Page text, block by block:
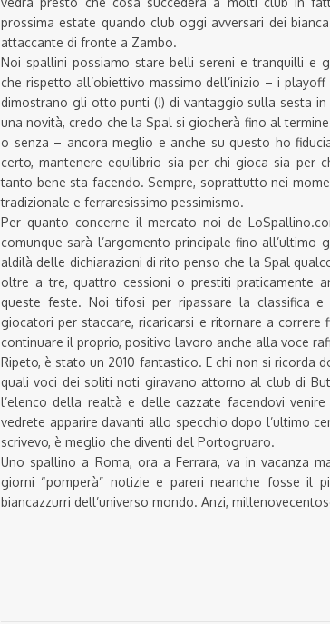
prossima estate quando club oggi avversari dei
attaccante di fronte a Zambo.
Noi spallini possiamo stare belli sereni e tranquilli e
che rispetto all’obiettivo massimo dell’inizio – i
dimostrano gli otto punti (!) di vantaggio sulla sesta
una novità, credo che la Spal si giocherà fino al
o senza – ancora meglio e anche su questo ho
certo, mantenere equilibrio sia per chi gioca sia per
tanto bene sta facendo. Sempre, soprattutto nei
tradizionale e ferraresissimo pessimismo.
Per quanto concerne il mercato noi de
comunque sarà l’argomento principale fino all’ultimo
aldilà delle dichiarazioni di rito penso che la Spal
oltre a tre, quattro cessioni o prestiti praticamente
queste feste. Noi tifosi per ripassare la classifica
giocatori per staccare, ricaricarsi e ritornare a
continuare il proprio, positivo lavoro anche alla voce
Ripeto, è stato un 2010 fantastico. E chi non si ricorda
quali voci dei soliti noti giravano attorno al club di
l’elenco della realtà e delle cazzate facendovi
vedrete apparire davanti allo specchio dopo l’ultimo
scrivevo, è meglio che diventi del Portogruaro.
Uno spallino a Roma, ora a Ferrara, va in vacanza
giorni “pomperà” notizie e pareri neanche fosse il
biancazzurri dell’universo mondo. Anzi,